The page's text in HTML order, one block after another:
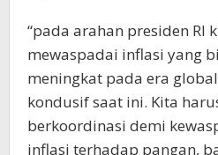
“pada arahan presiden RI
mewaspadai inflasi yang
meningkat pada era
kondusif saat ini. Kita
berkoordinasi demi
inflasi terhadap pangan,